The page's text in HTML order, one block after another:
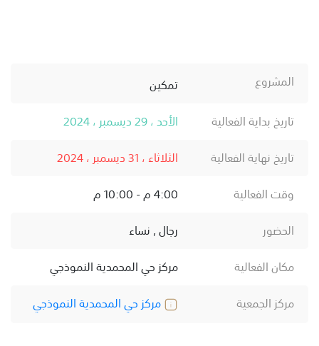
المشروع
تمكين
تاريخ بداية الفعالية
الأحد ، 29 ديسمبر ، 2024
تاريخ نهاية الفعالية
الثلاثاء ، 31 ديسمبر ، 2024
وقت الفعالية
4:00 م - 10:00 م
الحضور
رجال , نساء
مكان الفعالية
مركز حي المحمدية النموذجي
مركز الجمعية
مركز حي المحمدية النموذجي